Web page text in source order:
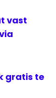
vast
gratis te